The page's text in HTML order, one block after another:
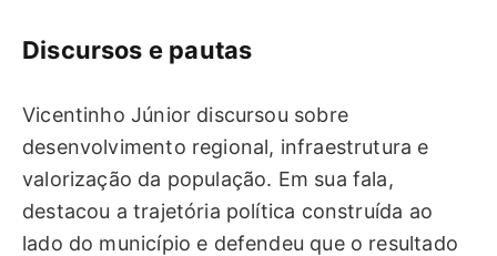
Discursos e pautas
Vicentinho Júnior discursou sobre
desenvolvimento regional, infraestrutura e
valorização da população. Em sua fala,
destacou a trajetória política construída ao
lado do município e defendeu que o resultado